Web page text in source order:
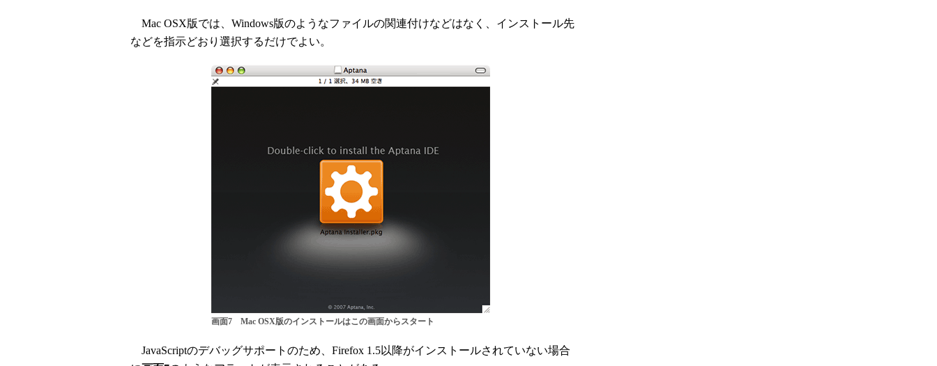
Mac OSX版では、Windows版のようなファイルの関連付けなどはなく、インストール先
などを指示どおり選択するだけでよい。
画面7 Mac OSX版のインストールはこの画面からスタート
JavaScriptのデバッグサポートのため、Firefox 1.5以降がインストールされていない場合